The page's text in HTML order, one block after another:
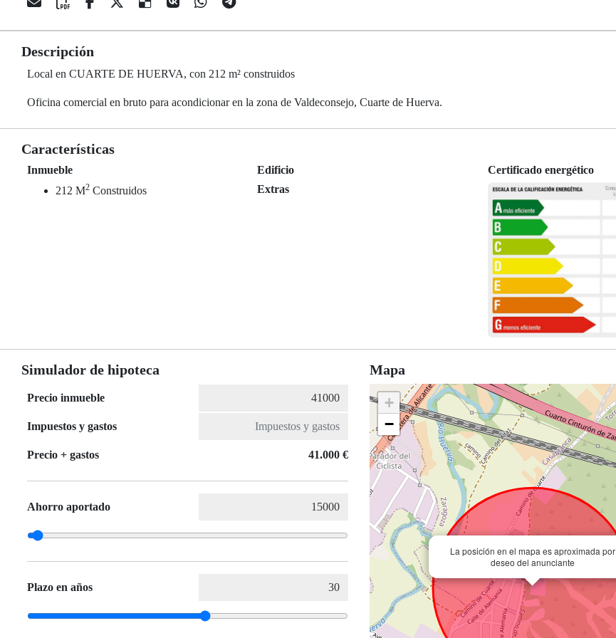
Descripción
Local en CUARTE DE HUERVA, con 212 m² construidos
Oficina comercial en bruto para acondicionar en la zona de Valdeconsejo, Cuarte de Huerva.
Características
Inmueble
212 M2 Construidos
Edificio
Extras
Certificado energético
Simulador de hipoteca
Precio inmueble
Impuestos y gastos
Precio + gastos 41.000 €
Ahorro aportado
Plazo en años
Mapa
La posición en el mapa es aproximada por
deseo del anunciante
+
−